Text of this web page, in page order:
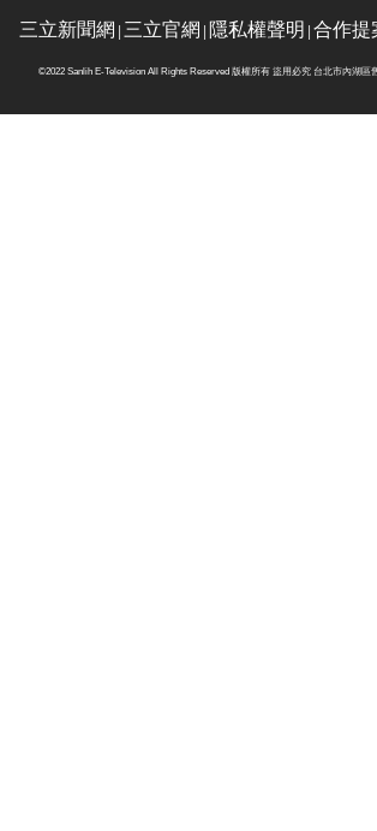
三立新聞網 三立官網 隱私權聲明 合作提
©2022 Sanlih E-Television All Rights Reserved 版權所有 盜用必究 台北市內湖區